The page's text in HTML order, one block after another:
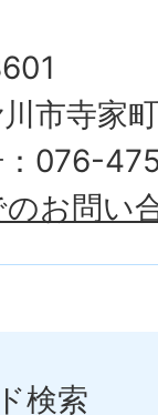
市寺家
：076-
のお問い
検索